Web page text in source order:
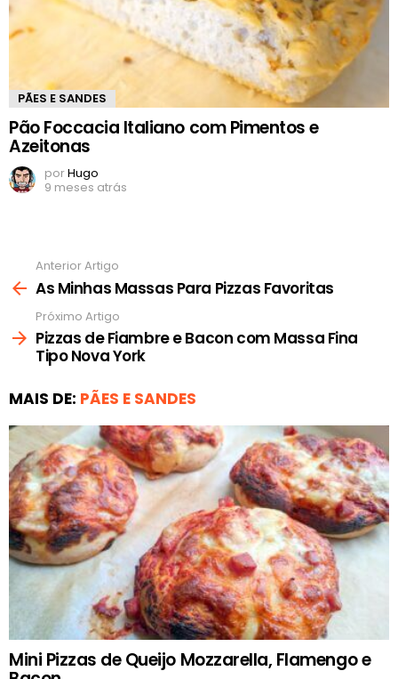
PÃES E SANDES
Pão Foccacia Italiano com Pimentos e
Azeitonas
porHugo
9 meses atrás
mais
Anterior Artigo
As Minhas Massas Para Pizzas Favoritas
Próximo Artigo
Pizzas de Fiambre e Bacon com Massa Fina
Tipo Nova York
MAIS DE: PÃES E SANDES
Mini Pizzas de Queijo Mozzarella, Flamengo e